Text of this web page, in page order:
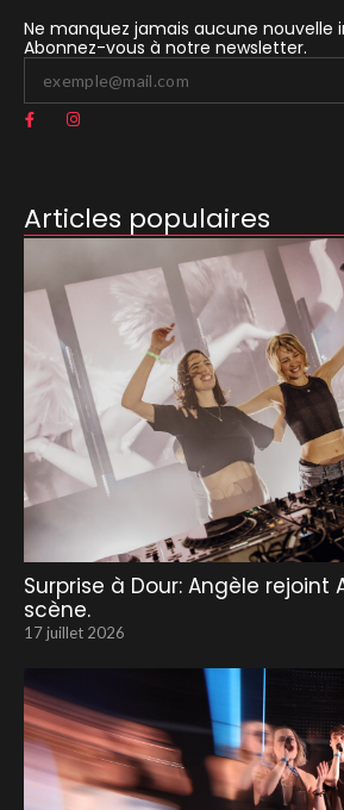
Ne manquez jamais aucune nouvelle
Abonnez-vous à notre newsletter.
Articles populaires
Surprise à Dour: Angèle rejoint
scène.
17 juillet 2026